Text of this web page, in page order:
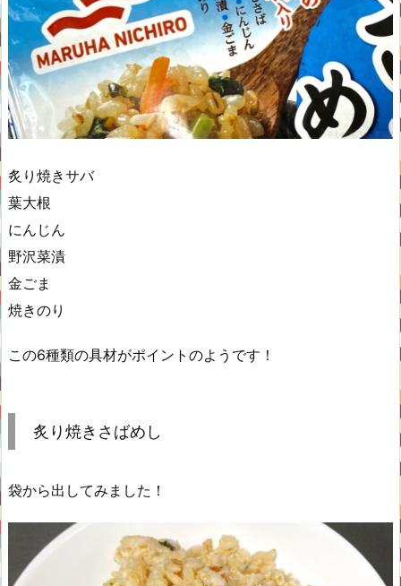
炙り焼きサバ
葉⼤根
にんじん
野沢菜漬
⾦ごま
焼きのり
この6種類の具材がポイントのようです！
炙り焼きさばめし
袋から出してみました！